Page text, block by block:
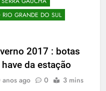
GRANDE DO SUL
2017 : botas
da estação
anos ago 0 3 mins